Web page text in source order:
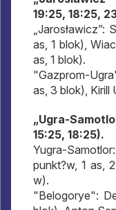
19:25, 18:25,
as, 1 blok),
as, 1 blok).
"Gazprom-
as, 3 blok), Kirill
„Ugra-
15:25, 18:25).
Yugra-
punkt?w, 1 as,
w).
"Belogorye":